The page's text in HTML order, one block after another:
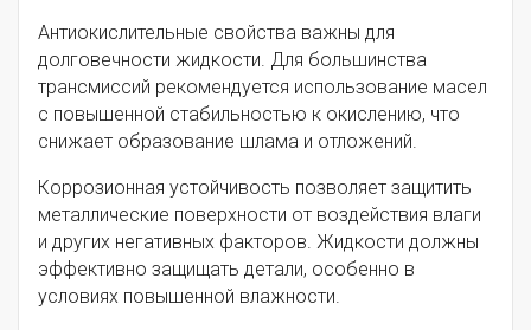
Антиокислительные свойства важны для
долговечности жидкости. Для большинства
трансмиссий рекомендуется использование масел
с повышенной стабильностью к окислению, что
снижает образование шлама и отложений.
Коррозионная устойчивость позволяет защитить
металлические поверхности от воздействия влаги
и других негативных факторов. Жидкости должны
эффективно защищать детали, особенно в
условиях повышенной влажности.